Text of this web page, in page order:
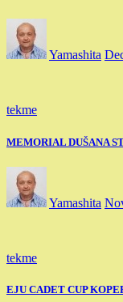
Yamashita
tekme
MEMORIAL DUŠANA
Yamashita
tekme
EJU CADET CUP